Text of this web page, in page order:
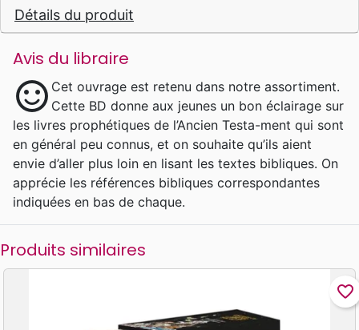
Détails du produit
Avis du libraire
sentiment_satisfied Cet ouvrage est retenu dans notre assortiment.
Cette BD donne aux jeunes un bon éclairage sur
les livres prophétiques de l’Ancien Testa-ment qui sont
en général peu connus, et on souhaite qu’ils aient
envie d’aller plus loin en lisant les textes bibliques. On
apprécie les références bibliques correspondantes
indiquées en bas de chaque.
Produits similaires
favorite_border